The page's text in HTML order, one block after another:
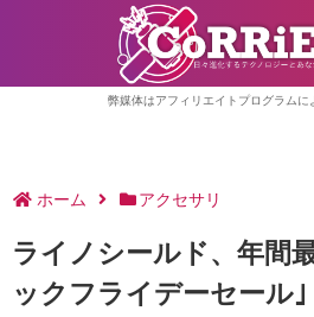
弊媒体はアフィリエイトプログラムに
ホーム アクセサリ
ライノシールド、年間
ックフライデーセール